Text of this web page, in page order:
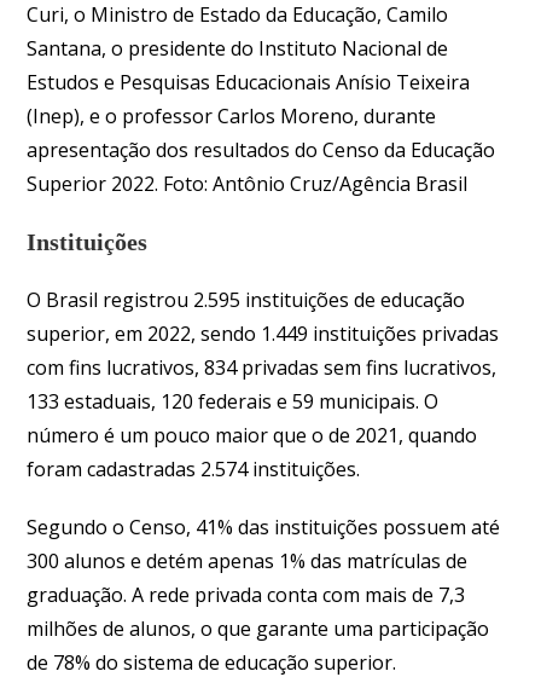
Curi, o Ministro de Estado da Educação, Camilo
Santana, o presidente do Instituto Nacional de
Estudos e Pesquisas Educacionais Anísio Teixeira
(Inep), e o professor Carlos Moreno, durante
apresentação dos resultados do Censo da Educação
Superior 2022. Foto: Antônio Cruz/Agência Brasil
Instituições
O Brasil registrou 2.595 instituições de educação
superior, em 2022, sendo 1.449 instituições privadas
com fins lucrativos, 834 privadas sem fins lucrativos,
133 estaduais, 120 federais e 59 municipais. O
número é um pouco maior que o de 2021, quando
foram cadastradas 2.574 instituições.
Segundo o Censo, 41% das instituições possuem até
300 alunos e detém apenas 1% das matrículas de
graduação. A rede privada conta com mais de 7,3
milhões de alunos, o que garante uma participação
de 78% do sistema de educação superior.